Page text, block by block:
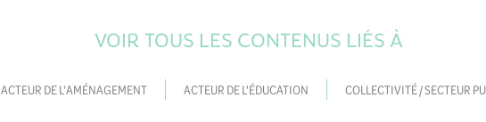
VOIR TOUS LES CONTENUS LIÉS À
ACTEUR DE L'AMÉNAGEMENT ACTEUR DE L'ÉDUCATION COLLECTIVITÉ / SECTEUR